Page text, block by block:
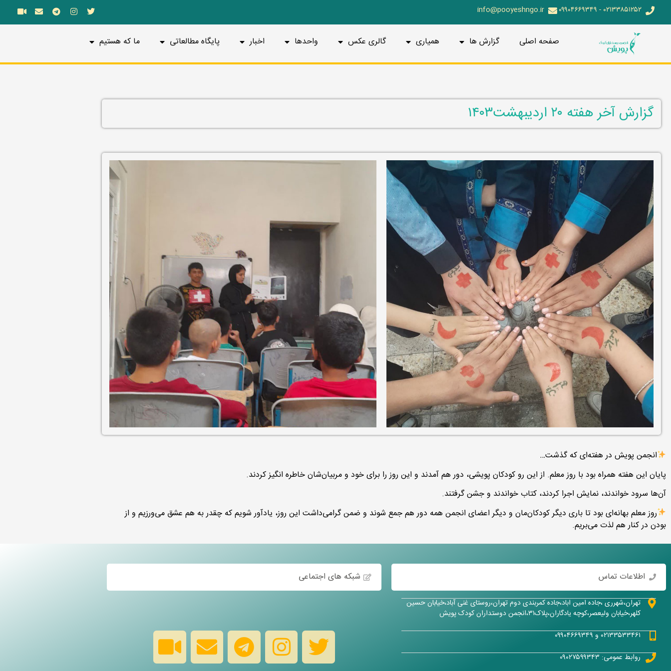
۰۲۱۳۳۸۵۱۲۵۲ - ۰۹۹۰۴۶۶۹۳۴۹ info@pooyeshngo.ir
صفحه اصلی گزارش ها همیاری گالری عکس واحدها اخبار پایگاه مطالعاتی ما که هستیم
گزارش آخر هفته ۲۰ اردیبهشت۱۴۰۳
انجمن پویش در هفته‌ای که گذشت…
پایان این هفته همراه بود با روز معلم. از این رو کودکان پویشی، دور هم آمدند و این روز را برای خود و مربیان‌شان خاطره انگیز کردند.
آن‌ها سرود خواندند، نمایش اجرا کردند، کتاب خواندند و جشن گرفتند.
روز معلم بهانه‌ای بود تا باری دیگر کودکان‌مان و دیگر اعضای انجمن همه دور هم جمع شوند و ضمن گرامی‌داشت این روز، یادآور شویم که چقدر به هم عشق می‌ورزیم و از
بودن در کنار هم لذت می‌بریم.
اطلاعات تماس شبکه های اجتماعی
تهران،شهرری ،جاده امین اباد،جاده کمربندی دوم تهران،روستای غنی آباد،خیابان حسین
کلهر،خیابان ولیعصر،کوچه یادگاران،پلاک۳۱،انجمن دوستداران کودک پویش
۰۲۱۳۳۵۳۳۴۶۱ و ۰۹۹۰۴۶۶۹۳۴۹
روابط عمومی: ۰۹۰۲۷۵۹۹۳۴۳